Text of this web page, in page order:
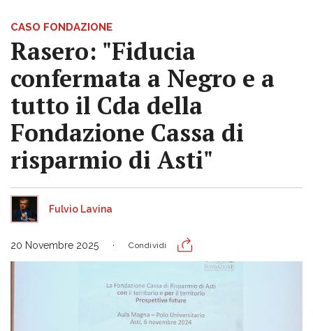
CASO FONDAZIONE
Rasero: "Fiducia
confermata a Negro e a
tutto il Cda della
Fondazione Cassa di
risparmio di Asti"
Fulvio Lavina
20 Novembre 2025 Condividi